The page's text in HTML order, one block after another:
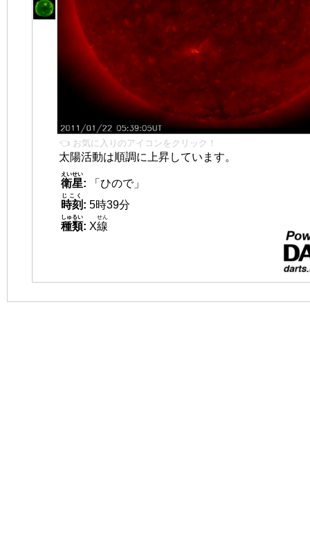
👈 お気に入りのアイコンをクリック！
太陽活動は順調に上昇しています。
衛星
えいせい
:
「ひので」
時刻
じこく
: 5時39分
種類
しゅるい
: X線
せん